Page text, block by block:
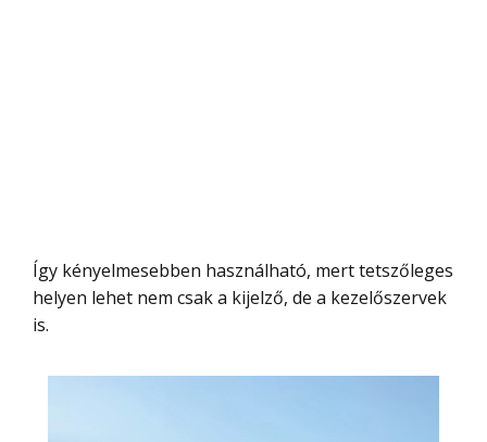
Így kényelmesebben használható, mert tetszőleges
helyen lehet nem csak a kijelző, de a kezelőszervek
is.